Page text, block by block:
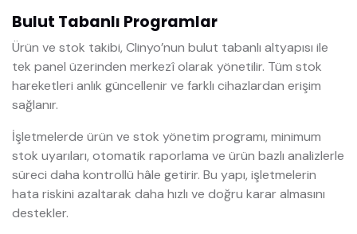
Bulut Tabanlı Programlar
Ürün ve stok takibi, Clinyo’nun bulut tabanlı altyapısı ile
tek panel üzerinden merkezî olarak yönetilir. Tüm stok
hareketleri anlık güncellenir ve farklı cihazlardan erişim
sağlanır.
İşletmelerde ürün ve stok yönetim programı, minimum
stok uyarıları, otomatik raporlama ve ürün bazlı analizlerle
süreci daha kontrollü hâle getirir. Bu yapı, işletmelerin
hata riskini azaltarak daha hızlı ve doğru karar almasını
destekler.